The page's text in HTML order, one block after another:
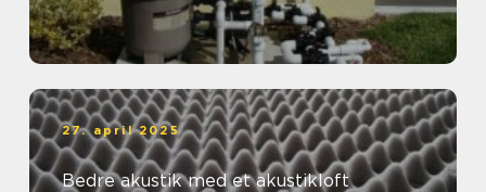
27. april 2025
Bedre akustik med et akustikloft